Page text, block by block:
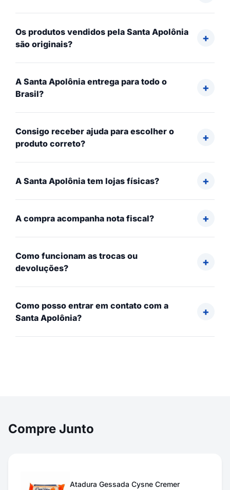
Os produtos vendidos pela Santa Apolônia
são originais?
A Santa Apolônia entrega para todo o
Brasil?
Consigo receber ajuda para escolher o
produto correto?
A Santa Apolônia tem lojas físicas?
A compra acompanha nota fiscal?
Como funcionam as trocas ou
devoluções?
Como posso entrar em contato com a
Santa Apolônia?
Compre Junto
Atadura Gessada Cysne Cremer